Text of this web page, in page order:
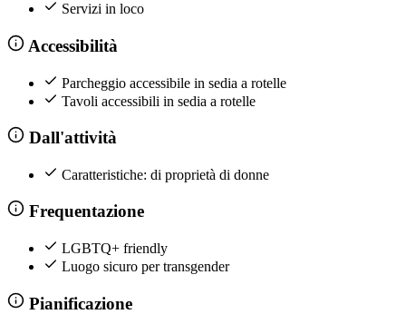
Servizi in loco
Accessibilità
Parcheggio accessibile in sedia a rotelle
Tavoli accessibili in sedia a rotelle
Dall'attività
Caratteristiche: di proprietà di donne
Frequentazione
LGBTQ+ friendly
Luogo sicuro per transgender
Pianificazione